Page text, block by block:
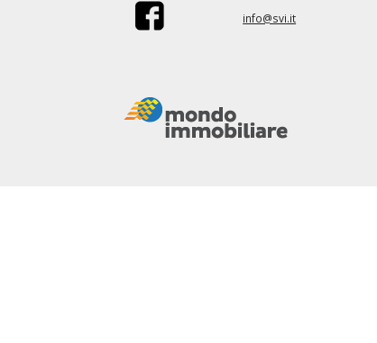
info@svi.it